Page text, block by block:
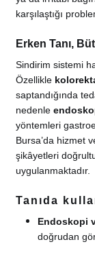
karşılaştığı
Erken Tanı,
Sindirim sistemi
Özellikle
saptandığında
nedenle
yöntemleri
Bursa’da hizmet
şikâyetleri
uygulanmaktadır.
Tanıda
Endoskopi
doğrudan